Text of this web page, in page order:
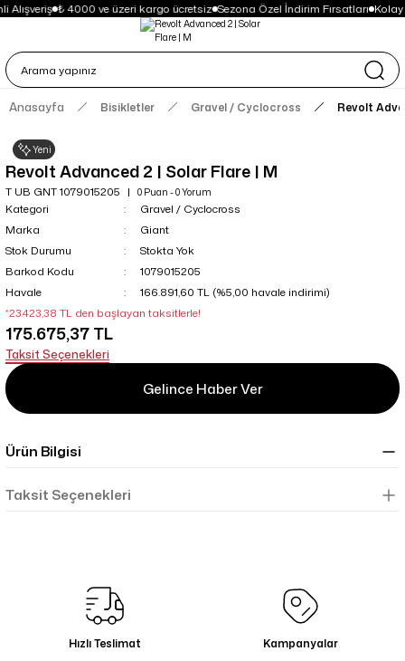
Alışveriş ₺ 4000 ve üzeri kargo ücretsiz Sezona Özel İndirim Fırsatları Kolay
Anasayfa Bisikletler Gravel / Cyclocross Revolt
Yeni
Revolt Advanced 2 | Solar Flare | M
T UB GNT 1079015205 0 Puan - 0 Yorum
Kategori
Gravel / Cyclocross
Marka
Giant
Stok Durumu
Stokta Yok
Barkod Kodu
1079015205
Havale
166.891,60 TL (%5,00 havale indirimi)
*23.423,38 TL den başlayan taksitlerle!
175.675,37 TL
Taksit Seçenekleri
Gelince Haber Ver
Ürün Bilgisi
Taksit Seçenekleri
Hızlı Teslimat Kampanyalar